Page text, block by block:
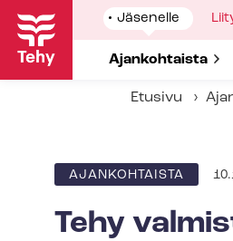
Hyppää
pääsisältöön
Show
submenu
Jäsenelle
Show submenu
Ajankohtaista
Etusivu
ARTIKKELIN
AJANKOHTAISTA
Tehy